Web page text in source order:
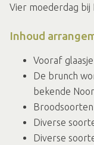
Vier moederdag bij
Inhoud
Vooraf
De brunch
bekende
Broodsoorten
Diverse
Diverse